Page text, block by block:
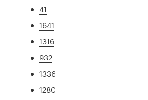
41
1641
1316
932
1336
1280